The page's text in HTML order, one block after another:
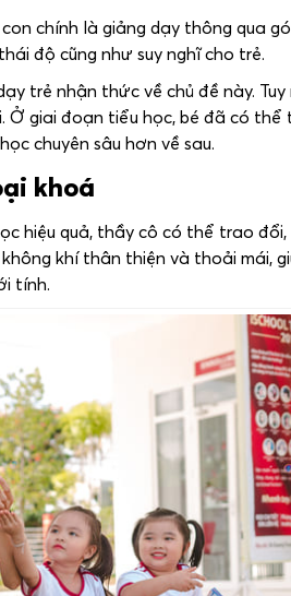
chính là giảng dạy thông qua
độ cũng như suy nghĩ cho trẻ.
trẻ nhận thức về chủ đề này. Tuy
giai đoạn tiểu học, bé đã có thể
chuyên sâu hơn về sau.
khoá
hiệu quả, thầy cô có thể trao
khí thân thiện và thoải mái,
tính.